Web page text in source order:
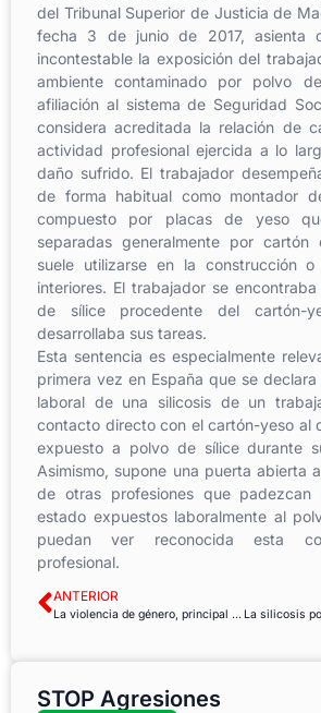
del Tribunal Superior de Justicia de
fecha 3 de junio de 2017, asienta
incontestable la exposición del
ambiente contaminado por polvo
afiliación al sistema de Seguridad
considera acreditada la relación de
actividad profesional ejercida a lo
daño sufrido. El trabajador
de forma habitual como montador
compuesto por placas de yeso
separadas generalmente por
suele utilizarse en la construcción
interiores. El trabajador se
de sílice procedente del cartón-
desarrollaba sus tareas.
Esta sentencia es especialmente
primera vez en España que se
laboral de una silicosis de un
contacto directo con el cartón-yeso al
expuesto a polvo de sílice durante
Asimismo, supone una puerta abierta
de otras profesiones que padezcan
estado expuestos laboralmente al
puedan ver reconocida esta
profesional.
ANTERIOR
La violencia de género, principal preocupación para el Defensor del Pueblo
STOP Agresiones